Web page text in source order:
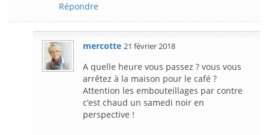
Répondre
mercotte 21 février 2018
A quelle heure vous passez ? vous vous
arrêtez à la maison pour le café ?
Attention les embouteillages par contre
c’est chaud un samedi noir en
perspective !